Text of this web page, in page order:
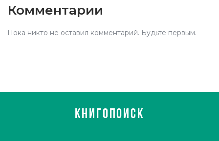
Комментарии
Пока никто не оставил комментарий. Будьте первым.
КНИГОПОИСК